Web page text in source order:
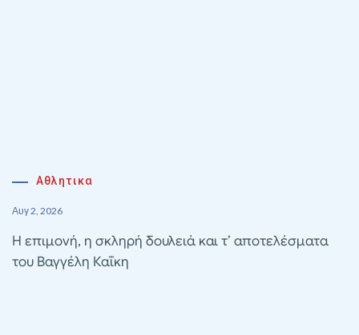
Αθλητικα
Αυγ 2, 2026
Η επιμονή, η σκληρή δουλειά και τ’ αποτελέσματα
του Βαγγέλη Καΐκη